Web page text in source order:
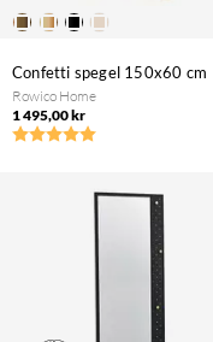
Confetti spegel 150x60 cm
Rowico Home
Betyg:
5.0 utav 5 stjärnor
1 495,00 kr